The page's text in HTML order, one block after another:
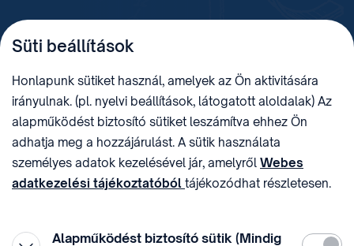
TELEFON
+36 (1) 312 4400
sztnh@hipo.gov.hu 15311746-2-42
CÍM
1081 Budapest II. János
Pál pápa tér 7.
HIVATAL RÖVID NEVE
SZTNHOPS, KRID:
174434905
KÖZÖSSÉGI MÉDIA
Süti beállítások
Honlapunk sütiket használ, amelyek az Ön aktivitására
irányulnak. (pl. nyelvi beállítások, látogatott aloldalak) Az
alapműködést biztosító sütiket leszámítva ehhez Ön
adhatja meg a hozzájárulást. A sütik használata
személyes adatok kezelésével jár, amelyről Webes
adatkezelési tájékoztatóból tájékozódhat részletesen.
Alapműködést biztosító sütik (Mindig